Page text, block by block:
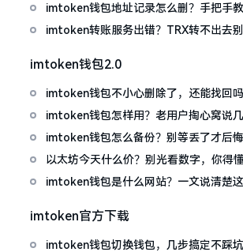
imtoken钱包地址记录怎么删？手把手
imtoken转账服务出错？TRX转不出去别
imtoken钱包2.0
imtoken钱包不小心删除了，还能找回吗
把手教你恢复
imtoken钱包怎样用？老用户掏心窝说
imtoken钱包怎么备份？别等丢了才后悔
以太坊今天什么价？别光看数字，你得
imtoken钱包是什么网站？一文说清楚
imtoken官方下载
imtoken钱包切换钱包，几步搞定不踩坑